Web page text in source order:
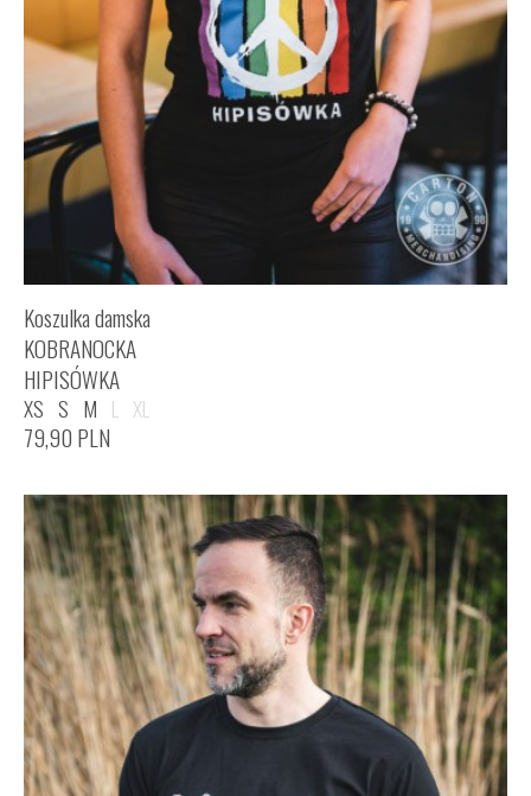
Koszulka damska
KOBRANOCKA
HIPISÓWKA
XS S M L XL
79,90 PLN